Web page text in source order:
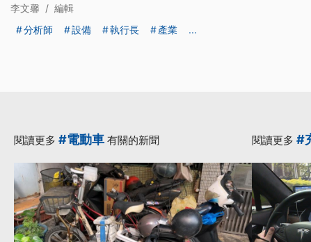
李文馨 / 編輯
分析師
設備 執行長 產業 ...
閱讀更多 #電動車 有關的新聞 閱讀更多 #